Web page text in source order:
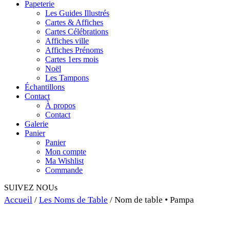
Papeterie
Les Guides Illustrés
Cartes & Affiches
Cartes Célébrations
Affiches ville
Affiches Prénoms
Cartes 1ers mois
Noël
Les Tampons
Échantillons
Contact
À propos
Contact
Galerie
Panier
Panier
Mon compte
Ma Wishlist
Commande
SUIVEZ NOUs
Accueil / Les Noms de Table / Nom de table • Pampa